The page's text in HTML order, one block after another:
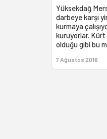
Yüksekdağ
darbeye karşı
kurmaya
kuruyorlar. Kürt
olduğu gibi bu
7 Ağustos 2016